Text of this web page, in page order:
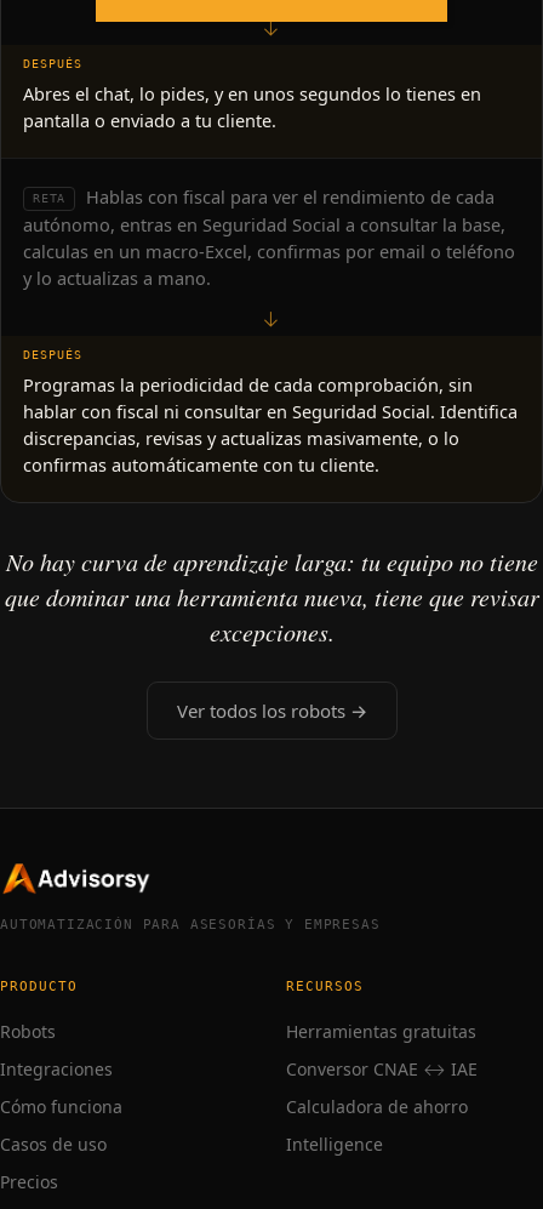
→
Abres el chat, lo pides, y en unos segundos lo tienes en
pantalla o enviado a tu cliente.
RETA
Hablas con fiscal para ver el rendimiento de cada
autónomo, entras en Seguridad Social a consultar la base,
calculas en un macro-Excel, confirmas por email o teléfono
y lo actualizas a mano.
→
Programas la periodicidad de cada comprobación, sin
hablar con fiscal ni consultar en Seguridad Social. Identifica
discrepancias, revisas y actualizas masivamente, o lo
confirmas automáticamente con tu cliente.
No hay curva de aprendizaje larga: tu equipo no tiene
que dominar una herramienta nueva, tiene que revisar
excepciones.
Ver todos los robots →
AUTOMATIZACIÓN PARA ASESORÍAS Y EMPRESAS
PRODUCTO
Robots
Integraciones
Cómo funciona
Casos de uso
Precios
RECURSOS
Herramientas gratuitas
Conversor CNAE ↔ IAE
Calculadora de ahorro
Intelligence